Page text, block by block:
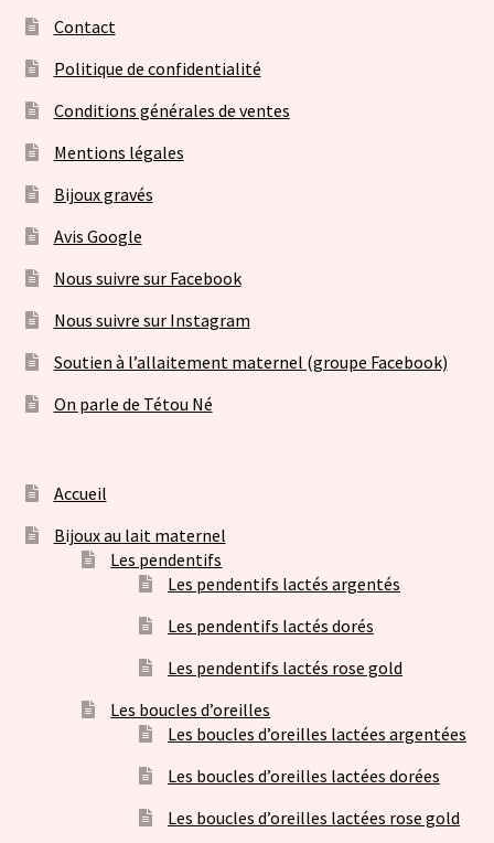
Contact
Politique de confidentialité
Conditions générales de ventes
Mentions légales
Bijoux gravés
Avis Google
Nous suivre sur Facebook
Nous suivre sur Instagram
Soutien à l’allaitement maternel (groupe Facebook)
On parle de Tétou Né
Accueil
Bijoux au lait maternel
Les pendentifs
Les pendentifs lactés argentés
Les pendentifs lactés dorés
Les pendentifs lactés rose gold
Les boucles d’oreilles
Les boucles d’oreilles lactées argentées
Les boucles d’oreilles lactées dorées
Les boucles d’oreilles lactées rose gold